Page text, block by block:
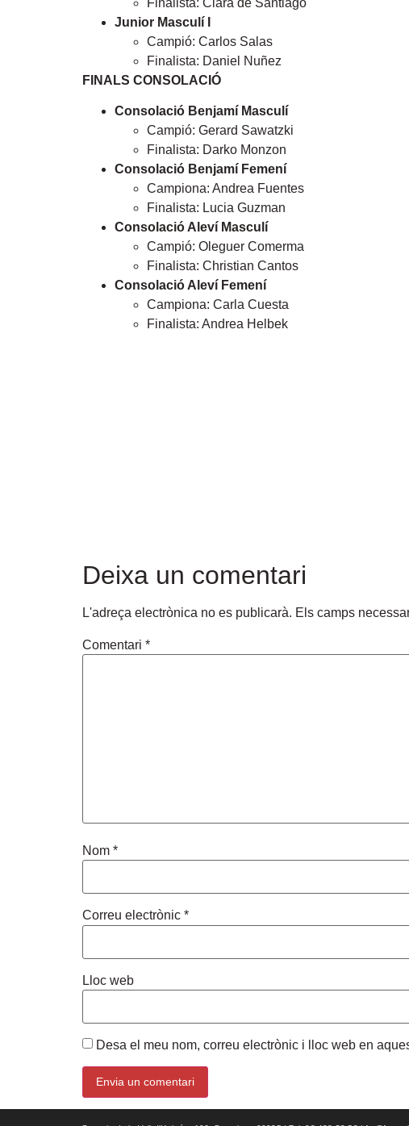
Finalista: Clara de Santiago
Junior Masculí I
Campió: Carlos Salas
Finalista: Daniel Nuñez
FINALS CONSOLACIÓ
Consolació Benjamí Masculí
Campió: Gerard Sawatzki
Finalista: Darko Monzon
Consolació Benjamí Femení
Campiona: Andrea Fuentes
Finalista: Lucia Guzman
Consolació Aleví Masculí
Campió: Oleguer Comerma
Finalista: Christian Cantos
Consolació Aleví Femení
Campiona: Carla Cuesta
Finalista: Andrea Helbek
Deixa un comentari
L'adreça electrònica no es publicarà. Els camps
Comentari *
Nom *
Correu electrònic *
Lloc web
Desa el meu nom, correu electrònic i lloc web en